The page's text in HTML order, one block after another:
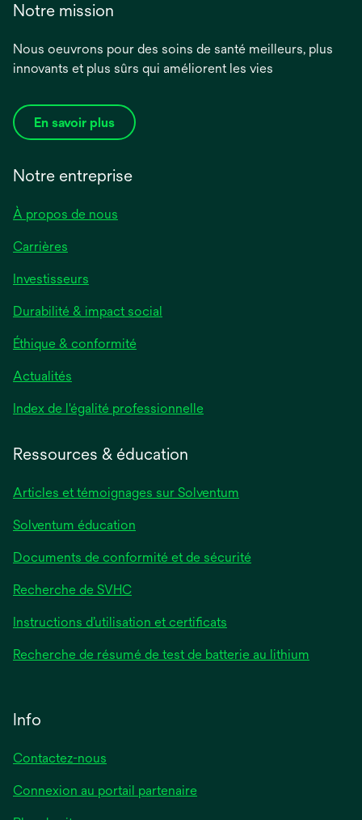
Notre mission
Nous oeuvrons pour des soins de santé meilleurs, plus
innovants et plus sûrs qui améliorent les vies
En savoir plus
Notre entreprise
À propos de nous
Carrières
Investisseurs
Durabilité & impact social
Éthique & conformité
Actualités
Index de l'égalité professionnelles’ouvre
onglet
Ressources & éducation
Articles et témoignages sur Solventum
Solventum éducation
Documents de conformité et de sécurité
Recherche de SVHC
Instructions d’utilisation et certificats
Recherche de résumé de test de batterie au lithium
Info
Contactez-nous
Connexion au portail partenaire